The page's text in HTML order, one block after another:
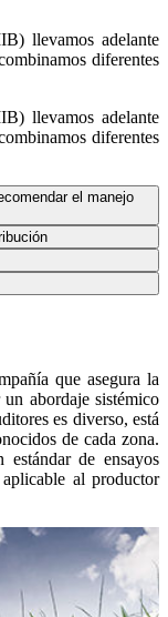
llevamos adelante
diferentes
llevamos adelante
diferentes
el manejo
que asegura la
abordaje sistémico
es diverso, está
de cada zona.
de ensayos
al productor